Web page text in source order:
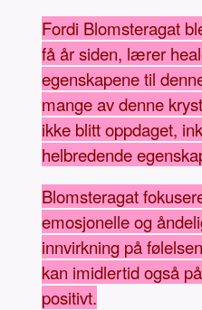
Fordi Blomsteragat
få år siden, lærer
egenskapene til
mange av denne
ikke blitt oppdaget,
helbredende
Blomsteragat
emosjonelle og
innvirkning på
kan imidlertid også
positivt.